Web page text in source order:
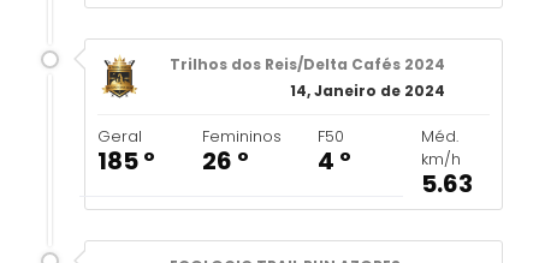
Trilhos dos Reis/Delta Cafés 2024
14, Janeiro de 2024
Geral
185 º
Femininos
26 º
F50
4 º
Méd.
km/h
5.63